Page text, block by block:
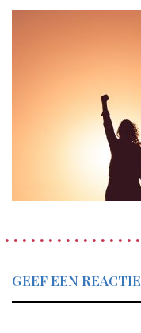
GEEF EEN REACTIE